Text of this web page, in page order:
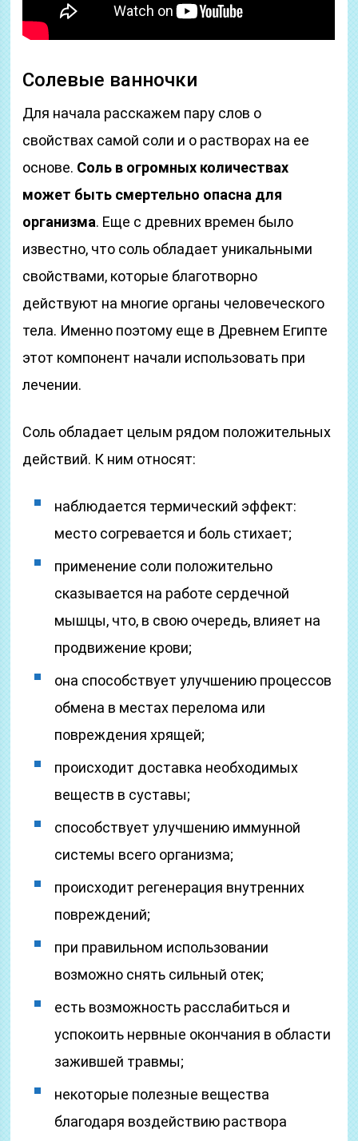
Солевые ванночки
Для начала расскажем пару слов о
свойствах самой соли и о растворах на ее
основе. Соль в огромных количествах
может быть смертельно опасна для
организма. Еще с древних времен было
известно, что соль обладает уникальными
свойствами, которые благотворно
действуют на многие органы человеческого
тела. Именно поэтому еще в Древнем Египте
этот компонент начали использовать при
лечении.
Соль обладает целым рядом положительных
действий. К ним относят:
наблюдается термический эффект:
место согревается и боль стихает;
применение соли положительно
сказывается на работе сердечной
мышцы, что, в свою очередь, влияет на
продвижение крови;
она способствует улучшению процессов
обмена в местах перелома или
повреждения хрящей;
происходит доставка необходимых
веществ в суставы;
способствует улучшению иммунной
системы всего организма;
происходит регенерация внутренних
повреждений;
при правильном использовании
возможно снять сильный отек;
есть возможность расслабиться и
успокоить нервные окончания в области
зажившей травмы;
некоторые полезные вещества
благодаря воздействию раствора